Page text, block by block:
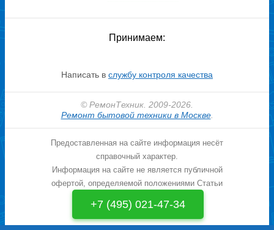
Принимаем:
Написать в службу контроля качества
© РемонТехник. 2009-2026.
Ремонт бытовой техники в Москве.
Предоставленная на сайте информация несёт
справочный характер.
Информация на сайте не является публичной
офертой, определяемой положениями Статьи
Политика конфеденциальности
+7 (495) 021-47-34